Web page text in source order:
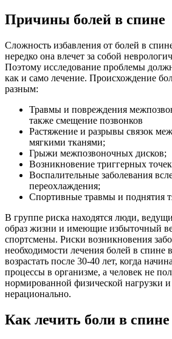
Причины болей в спине
Сложность избавления от болей в
нередко она влечет за собой
Поэтому исследование проблемы
как и само лечение. Происхождение
разным:
Травмы и повреждения
также смещение позвонков
Растяжение и разрывы связок
мягкими тканями;
Грыжи межпозвоночных дисков;
Возникновение триггерных
Воспалительные заболевания
переохлаждения;
Спортивные травмы и поднятия
В группе риска находятся люди,
образ жизни и имеющие избыточный
спортсмены. Риски возникновения
необходимости лечения болей в спине
возрастать после 30-40 лет, когда
процессы в организме, а человек не
нормированной физической нагрузки и
нерационально.
Как лечить боли в спине